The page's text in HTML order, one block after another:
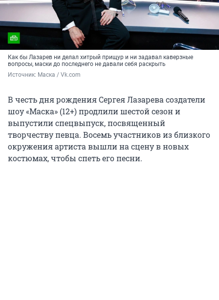
Как бы Лазарев ни делал хитрый прищур и ни задавал каверзные
вопросы, маски до последнего не давали себя раскрыть
Источник: Маска / Vk.com
В честь дня рождения Сергея Лазарева создатели
шоу «Маска» (12+) продлили шестой сезон и
выпустили спецвыпуск, посвященный
творчеству певца. Восемь участников из близкого
окружения артиста вышли на сцену в новых
костюмах, чтобы спеть его песни.